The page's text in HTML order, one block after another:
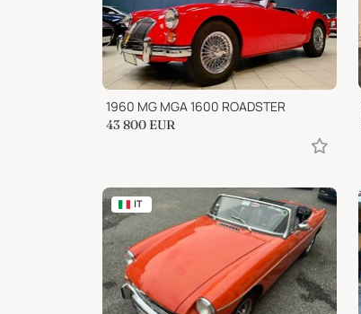
1960 MG MGA 1600 ROADSTER
43 800 EUR
IT